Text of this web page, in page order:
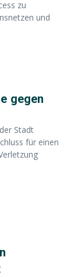
zu
und
gegen
Stadt
für einen